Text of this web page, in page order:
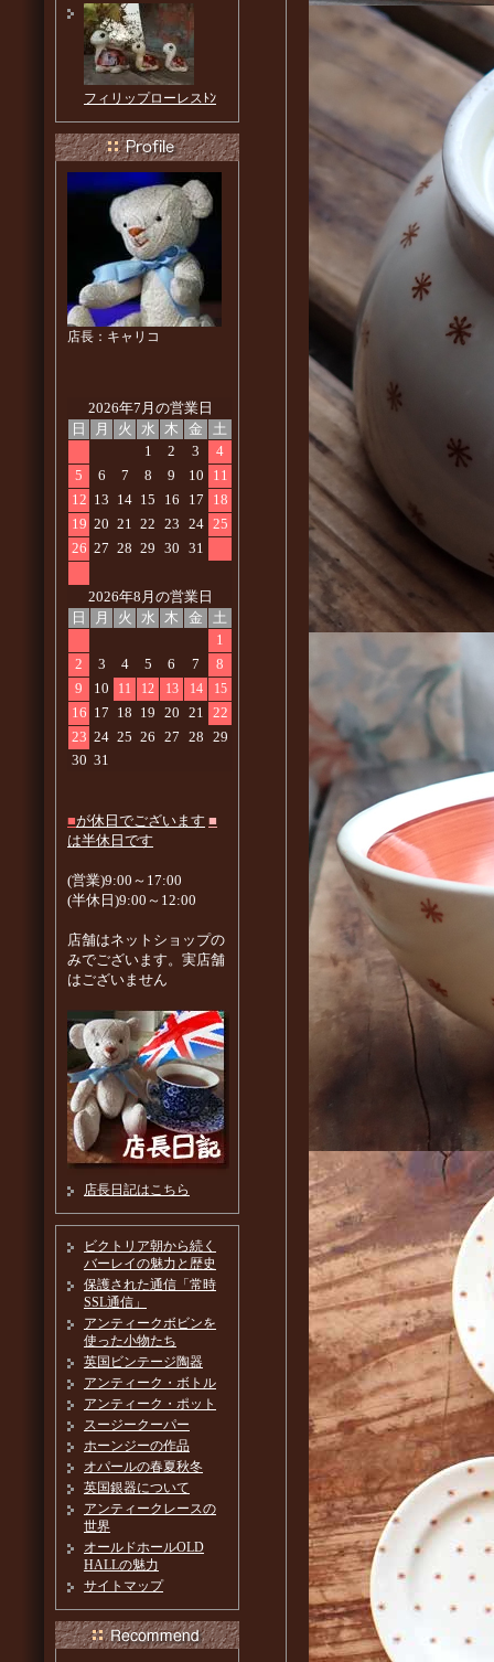
フィリップローレスﾄﾝ
店長：キャリコ
2026年7月の営業日
日
月 火 水 木 金
土
1
2 3
4
5
6 7 8 9 10
11
12 13 14 15 16 17
18
19 20 21 22 23 24 25
26 27 28 29 30 31
2026年8月の営業日
日
月 火 水 木 金
土
1
2
3 4 5 6 7
8
9
10 11 12 13 14 15
16 17 18 19 20 21 22
23 24 25 26 27 28 29
30 31
■が休日でございます ■
は半休日です
(営業)9:00～17:00
(半休日)9:00～12:00
店舗はネットショップの
みでございます。実店舗
はございません
店長日記はこちら
ビクトリア朝から続く
バーレイの魅力と歴史
保護された通信「常時
SSL通信」
アンティークボビンを
使った小物たち
英国ビンテージ陶器
アンティーク・ボトル
アンティーク・ポット
スージークーパー
ホーンジーの作品
オパールの春夏秋冬
英国銀器について
アンティークレースの
世界
オールドホールOLD
HALLの魅力
サイトマップ